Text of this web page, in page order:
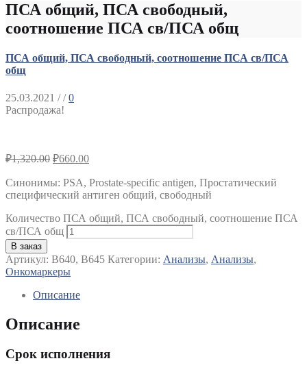
ПСА общий, ПСА свободный,
соотношение ПСА св/ПСА общ
ПСА общий, ПСА свободный, соотношение ПСА св/ПСА
общ
25.03.2021 / /0
Распродажа!
₽1,320.00 ₽660.00
Синонимы: PSA, Prostate-specific antigen, Простатический
специфический антиген общий, свободный
Количество ПСА общий, ПСА свободный, соотношение ПСА
св/ПСА общ
В заказ
Артикул: B640, B645 Категории: Анализы, Анализы,
Онкомаркеры
Описание
Описание
Срок исполнения